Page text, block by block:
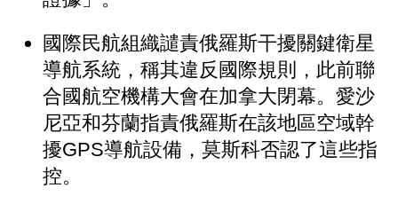
國際民航組織譴責俄羅斯干擾關鍵衛星
導航系統，稱其違反國際規則，此前聯
合國航空機構大會在加拿大閉幕。愛沙
尼亞和芬蘭指責俄羅斯在該地區空域幹
擾GPS導航設備，莫斯科否認了這些指
控。